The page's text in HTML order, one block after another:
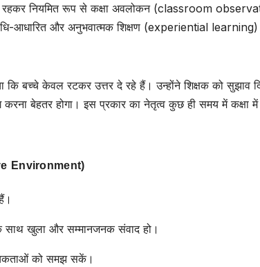
रहकर नियमित रूप से कक्षा अवलोकन (classroom
आधारित और अनुभवात्मक शिक्षण (experiential
बच्चे केवल रटकर उत्तर दे रहे हैं। उन्होंने शिक्षक को सुझाव
बेहतर होगा। इस प्रकार का नेतृत्व कुछ ही समय में कक्षा में
Environment)
के साथ खुला और सम्मानजनक संवाद हो।
को समझ सकें।